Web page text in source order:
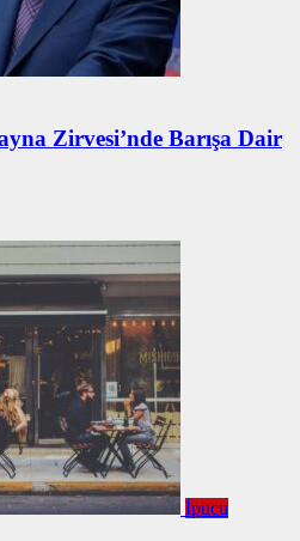
Zirvesi’nde Barışa Dair
İpucu